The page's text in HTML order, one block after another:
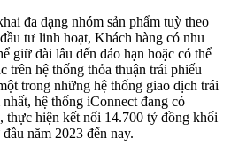
đa dạng nhóm sản phẩm tuỳ theo
tư linh hoạt, Khách hàng có nhu
giữ dài lâu đến đáo hạn hoặc có thể
trên hệ thống thỏa thuận trái phiếu
trong những hệ thống giao dịch trái
hệ thống iConnect đang có
thực hiện kết nối 14.700 tỷ đồng khối
năm 2023 đến nay.